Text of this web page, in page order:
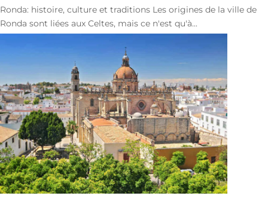
Ronda: histoire, culture et traditions Les origines de la ville de
Ronda sont liées aux Celtes, mais ce n'est qu'à...